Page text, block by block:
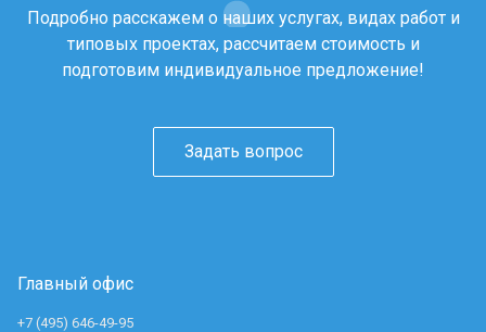
Подробно расскажем о наших услугах, видах работ и
типовых проектах, рассчитаем стоимость и
подготовим индивидуальное предложение!
Задать вопрос
Главный офис
+7 (495) 646-49-95